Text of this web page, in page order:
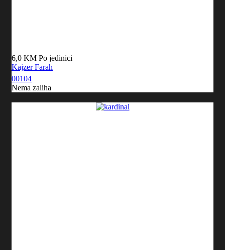
6,0 KM Po jedinici
Kajzer Farah
00104
Nema zaliha